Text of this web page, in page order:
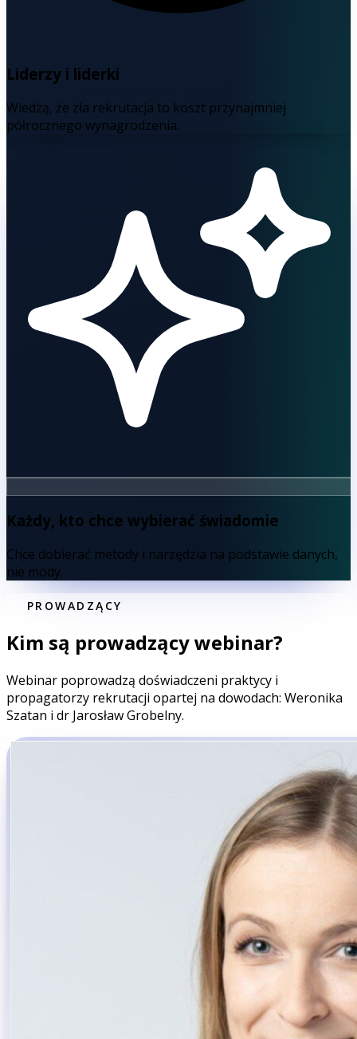
Liderzy i liderki
Wiedzą, że zła rekrutacja to koszt przynajmniej
półrocznego wynagrodzenia.
Każdy, kto chce wybierać świadomie
Chce dobierać metody i narzędzia na podstawie danych,
nie mody.
PROWADZĄCY
Kim są prowadzący webinar?
Webinar poprowadzą doświadczeni praktycy i
propagatorzy rekrutacji opartej na dowodach: Weronika
Szatan i dr Jarosław Grobelny.